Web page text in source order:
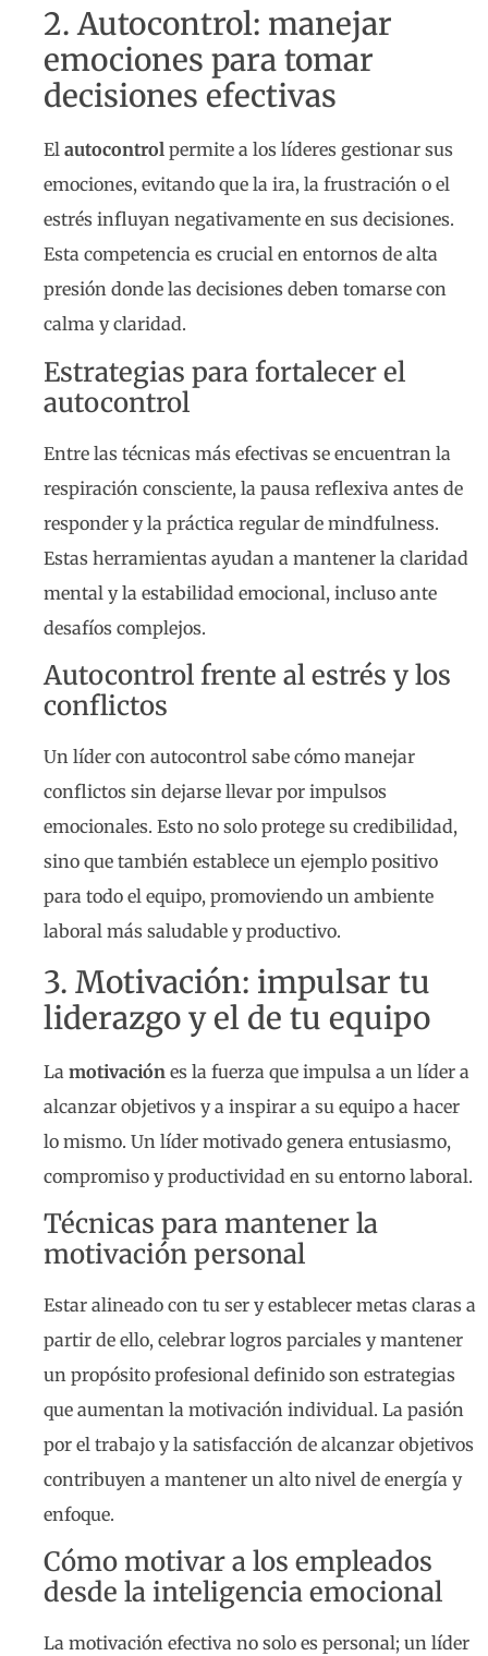
2. Autocontrol: manejar
emociones para tomar
decisiones efectivas
El autocontrol permite a los líderes gestionar sus
emociones, evitando que la ira, la frustración o el
estrés influyan negativamente en sus decisiones.
Esta competencia es crucial en entornos de alta
presión donde las decisiones deben tomarse con
calma y claridad.
Estrategias para fortalecer el
autocontrol
Entre las técnicas más efectivas se encuentran la
respiración consciente, la pausa reflexiva antes de
responder y la práctica regular de mindfulness.
Estas herramientas ayudan a mantener la claridad
mental y la estabilidad emocional, incluso ante
desafíos complejos.
Autocontrol frente al estrés y los
conflictos
Un líder con autocontrol sabe cómo manejar
conflictos sin dejarse llevar por impulsos
emocionales. Esto no solo protege su credibilidad,
sino que también establece un ejemplo positivo
para todo el equipo, promoviendo un ambiente
laboral más saludable y productivo.
3. Motivación: impulsar tu
liderazgo y el de tu equipo
La motivación es la fuerza que impulsa a un líder a
alcanzar objetivos y a inspirar a su equipo a hacer
lo mismo. Un líder motivado genera entusiasmo,
compromiso y productividad en su entorno laboral.
Técnicas para mantener la
motivación personal
Estar alineado con tu ser y establecer metas claras a
partir de ello, celebrar logros parciales y mantener
un propósito profesional definido son estrategias
que aumentan la motivación individual. La pasión
por el trabajo y la satisfacción de alcanzar objetivos
contribuyen a mantener un alto nivel de energía y
enfoque.
Cómo motivar a los empleados
desde la inteligencia emocional
La motivación efectiva no solo es personal; un líder